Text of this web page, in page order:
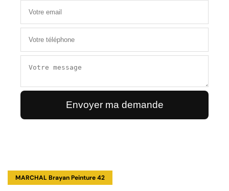
MARCHAL Brayan Peinture 42